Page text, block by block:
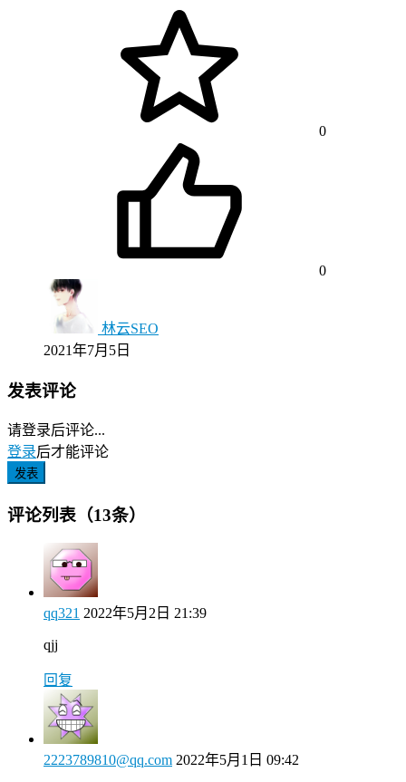
0
0
林云SEO
2021年7月5日
发表评论
请登录后评论...
登录后才能评论
发表
评论列表（13条）
qq321 2022年5月2日 21:39
qjj
回复
2223789810@qq.com 2022年5月1日 09:42